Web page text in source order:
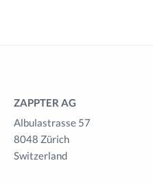
ZAPPTER AG
Albulastrasse 57
8048 Zürich
Switzerland